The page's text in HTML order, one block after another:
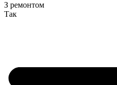
З ремонтом
Так